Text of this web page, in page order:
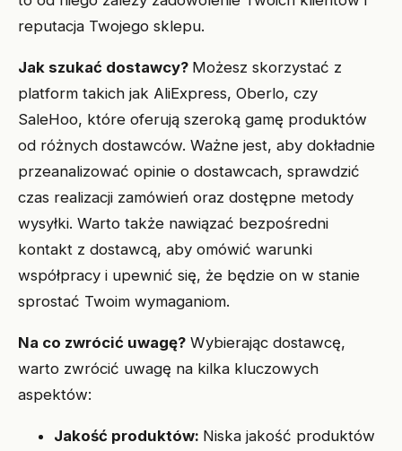
reputacja Twojego sklepu.
Jak szukać dostawcy? Możesz skorzystać z
platform takich jak AliExpress, Oberlo, czy
SaleHoo, które oferują szeroką gamę produktów
od różnych dostawców. Ważne jest, aby dokładnie
przeanalizować opinie o dostawcach, sprawdzić
czas realizacji zamówień oraz dostępne metody
wysyłki. Warto także nawiązać bezpośredni
kontakt z dostawcą, aby omówić warunki
współpracy i upewnić się, że będzie on w stanie
sprostać Twoim wymaganiom.
Na co zwrócić uwagę? Wybierając dostawcę,
warto zwrócić uwagę na kilka kluczowych
aspektów:
Jakość produktów: Niska jakość produktów